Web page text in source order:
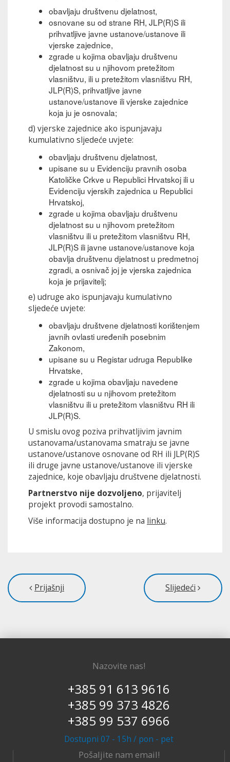
obavljaju društvenu djelatnost,
osnovane su od strane RH, JLP(R)S ili
prihvatljive javne ustanove/ustanove ili
vjerske zajednice,
zgrade u kojima obavljaju društvenu
djelatnost su u njihovom pretežitom
vlasništvu, ili u pretežitom vlasništvu RH,
JLP(R)S, prihvatljive javne
ustanove/ustanove ili vjerske zajednice
koja ju je osnovala;
d) vjerske zajednice ako ispunjavaju
kumulativno sljedeće uvjete:
obavljaju društvenu djelatnost,
upisane su u Evidenciju pravnih osoba
Katoličke Crkve u Republici Hrvatskoj ili u
Evidenciju vjerskih zajednica u Republici
Hrvatskoj,
zgrade u kojima obavljaju društvenu
djelatnost su u njihovom pretežitom
vlasništvu ili u pretežitom vlasništvu RH,
JLP(R)S ili javne ustanove/ustanove koja
obavlja društvenu djelatnost u predmetnoj
zgradi, a osnivač joj je vjerska zajednica
koja je prijavitelj;
e) udruge ako ispunjavaju kumulativno
sljedeće uvjete:
obavljaju društvene djelatnosti korištenjem
javnih ovlasti uređenih posebnim
Zakonom,
upisane su u Registar udruga Republike
Hrvatske,
zgrade u kojima obavljaju navedene
djelatnosti su u njihovom pretežitom
vlasništvu ili u pretežitom vlasništvu RH ili
JLP(R)S.
U smislu ovog poziva prihvatljivim javnim
ustanovama/ustanovama smatraju se javne
ustanove/ustanove osnovane od RH ili JLP(R)S
ili druge javne ustanove/ustanove ili vjerske
zajednice, koje obavljaju društvene djelatnosti.
Partnerstvo nije dozvoljeno, prijavitelj
projekt provodi samostalno.
Više informacija dostupno je na linku.
Prijašnji Slijedeći
Nazovite nas!
+385 91 613 9616
+385 99 373 4826
+385 99 537 6966
Dostupni 07 - 15h / pon - pet
Pošaljite nam email!